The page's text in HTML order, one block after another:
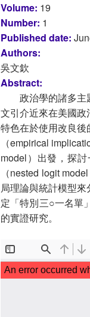
Volume: 19
Number: 1
Published date:
Authors:
吳文欽
Abstract:
政治學的諸多
文引介近來在美國
特色在於使用改良後
（empirical
model）出發，探
（nested logit
局理論與統計模型
定「特別三○一名單
的實證研究。